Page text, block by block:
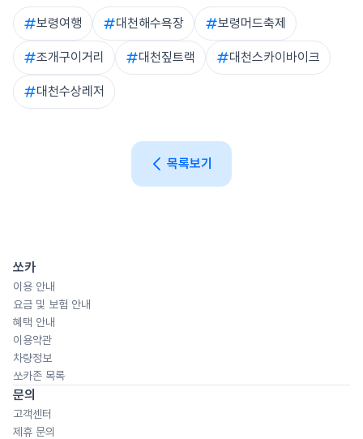
업할 수 있습니다. 쏘카 앱에서 '보령' 또는 '대천'으로 검색해 예약
가능 차량을 확인하세요.
보령여행 대천해수욕장 보령머드축제
조개구이거리 대천짚트랙 대천스카이바이크
대천수상레저
목록보기
쏘카
이용 안내
요금 및 보험 안내
혜택 안내
이용약관
차량정보
쏘카존 목록
문의
고객센터
제휴 문의